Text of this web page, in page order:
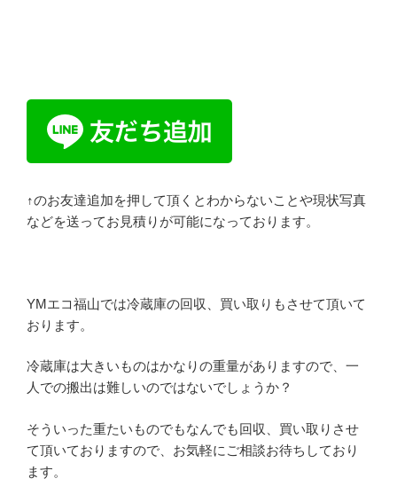
↑のお友達追加を押して頂くとわからないことや現状写真
などを送ってお見積りが可能になっております。
YMエコ福山では冷蔵庫の回収、買い取りもさせて頂いて
おります。
冷蔵庫は大きいものはかなりの重量がありますので、一
人での搬出は難しいのではないでしょうか？
そういった重たいものでもなんでも回収、買い取りさせ
て頂いておりますので、お気軽にご相談お待ちしており
ます。